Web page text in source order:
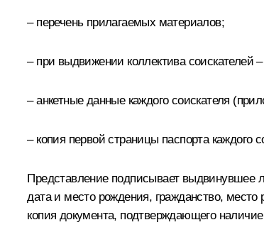
– перечень прилагаемых материалов;
– при выдвижении коллектива соискателей
– анкетные данные каждого соискателя (
– копия первой страницы паспорта каждого
Представление подписывает выдвинувшее
дата и место рождения, гражданство,
копия документа, подтверждающего